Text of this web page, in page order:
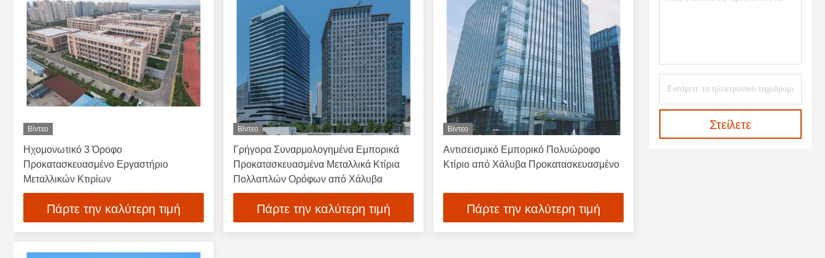
Βίντεο
Ηχομονωτικό 3 Όροφο
Προκατασκευασμένο Εργαστήριο
Μεταλλικών Κτιρίων
Πάρτε την καλύτερη τιμή
Βίντεο
Γρήγορα Συναρμολογημένα Εμπορικά
Προκατασκευασμένα Μεταλλικά Κτίρια
Πολλαπλών Ορόφων από Χάλυβα
Πάρτε την καλύτερη τιμή
Βίντεο
Αντισεισμικό Εμπορικό Πολυώροφο
Κτίριο από Χάλυβα Προκατασκευασμένο
Πάρτε την καλύτερη τιμή
Στείλετε